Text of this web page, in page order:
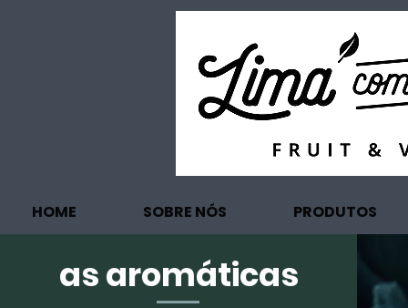
HOME SOBRE NÓS PRODUTOS
as aromáticas